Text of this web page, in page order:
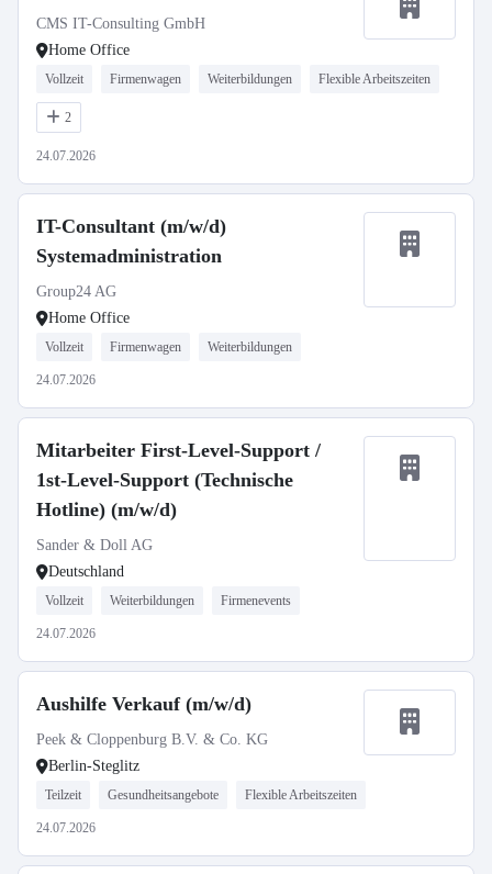
CMS IT-Consulting GmbH
Home Office
Vollzeit Firmenwagen Weiterbildungen Flexible Arbeitszeiten
2
24.07.2026
IT-Consultant (m/w/d)
Systemadministration
Group24 AG
Home Office
Vollzeit Firmenwagen Weiterbildungen
24.07.2026
Mitarbeiter First-Level-Support /
1st-Level-Support (Technische
Hotline) (m/w/d)
Sander & Doll AG
Deutschland
Vollzeit Weiterbildungen Firmenevents
24.07.2026
Aushilfe Verkauf (m/w/d)
Peek & Cloppenburg B.V. & Co. KG
Berlin-Steglitz
Teilzeit Gesundheitsangebote Flexible Arbeitszeiten
24.07.2026